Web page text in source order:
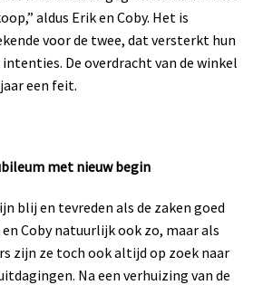
aldus Erik en Coby. Het is
voor de twee, dat versterkt hun
De overdracht van de winkel
een feit.
met nieuw begin
blij en tevreden als de zaken goed
Coby natuurlijk ook zo, maar als
zijn ze toch ook altijd op zoek naar
Na een verhuizing van de